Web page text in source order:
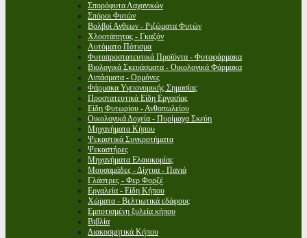
Σπορόφυτα Λαχανικών
Σπόροι Φυτών
Βολβοί Ανθεων - Ριζώματα Φυτών
Χλοοτάπητας - Γκαζόν
Αυτόματο Πότισμα
Φυτοπροστατευτικά Προϊόντα - Φυτοφάρμακα
Βιολογικά Σκευάσματα - Οικολογικά Φάρμακα
Λιπάσματα - Ορμόνες
Φάρμακα Υγειονομικής Σημασίας
Προστατευτικά Είδη Εργασίας
Είδη Φυτωρίου - Ανθοπωλείου
Οικολογικά Δοχεία - Πυρίμαχα Σκεύη
Μηχανήματα Κήπου
Ψεκαστικά Συγκροτήματα
Ψεκαστήρες
Μηχανήματα Ελαιοκομίας
Μουσαμάδες - Δίχτυα - Πανιά
Γλάστρες - Φερ Φορζέ
Εργαλεία - Είδη Κήπου
Χώματα - Βελτιωτικά εδάφους
Εμποτισμένη ξυλεία κήπου
Βιβλία
Διακοσμητικά Κήπου